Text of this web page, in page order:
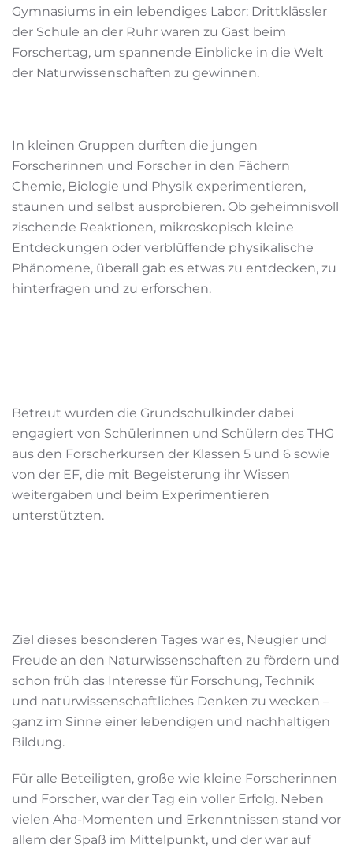
Gymnasiums in ein lebendiges Labor: Drittklässler
der Schule an der Ruhr waren zu Gast beim
Forschertag, um spannende Einblicke in die Welt
der Naturwissenschaften zu gewinnen.
In kleinen Gruppen durften die jungen
Forscherinnen und Forscher in den Fächern
Chemie, Biologie und Physik experimentieren,
staunen und selbst ausprobieren. Ob geheimnisvoll
zischende Reaktionen, mikroskopisch kleine
Entdeckungen oder verblüffende physikalische
Phänomene, überall gab es etwas zu entdecken, zu
hinterfragen und zu erforschen.
Betreut wurden die Grundschulkinder dabei
engagiert von Schülerinnen und Schülern des THG
aus den Forscherkursen der Klassen 5 und 6 sowie
von der EF, die mit Begeisterung ihr Wissen
weitergaben und beim Experimentieren
unterstützten.
Ziel dieses besonderen Tages war es, Neugier und
Freude an den Naturwissenschaften zu fördern und
schon früh das Interesse für Forschung, Technik
und naturwissenschaftliches Denken zu wecken –
ganz im Sinne einer lebendigen und nachhaltigen
Bildung.
Für alle Beteiligten, große wie kleine Forscherinnen
und Forscher, war der Tag ein voller Erfolg. Neben
vielen Aha-Momenten und Erkenntnissen stand vor
allem der Spaß im Mittelpunkt, und der war auf